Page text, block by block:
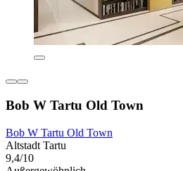
Bob W Tartu Old Town
Bob W Tartu Old Town
Altstadt Tartu
9,4/10